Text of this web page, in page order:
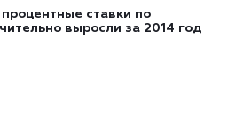
ставки по
выросли за 2014 год